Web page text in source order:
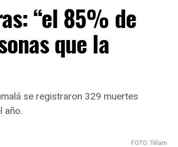
“el 85% de
que la
se registraron 329 muertes
año.
FOTO: Télam